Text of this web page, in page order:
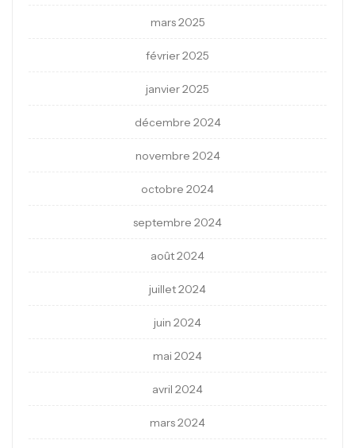
mars 2025
février 2025
janvier 2025
décembre 2024
novembre 2024
octobre 2024
septembre 2024
août 2024
juillet 2024
juin 2024
mai 2024
avril 2024
mars 2024